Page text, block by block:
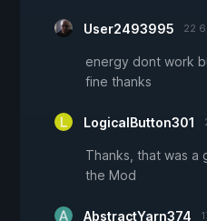
User2493995 22 6
energy dont work
fine thanks
LogicalButton301
Thanks, that was a
the Mod
AbstractYarn374